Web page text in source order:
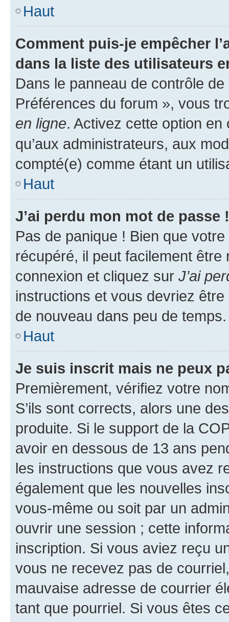
Haut
Comment puis-je empêcher
dans la liste des utilisateurs
Dans le panneau de contrôle
Préférences du forum », vous
en ligne. Activez cette option
qu’aux administrateurs, aux
compté(e) comme étant un
Haut
J’ai perdu mon mot de passe !
Pas de panique ! Bien que
récupéré, il peut facilement
connexion et cliquez sur J’ai
instructions et vous devriez
de nouveau dans peu de temps.
Haut
Je suis inscrit mais ne peux
Premièrement, vérifiez votre
S’ils sont corrects, alors une
produite. Si le support de la
avoir en dessous de 13 ans
les instructions que vous avez
également que les nouvelles
vous-même ou soit par un
ouvrir une session ; cette
inscription. Si vous aviez reçu
vous ne recevez pas de
mauvaise adresse de courrier
tant que pourriel. Si vous êtes